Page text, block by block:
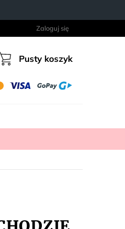
Zaloguj się
Koszyk
Pusty koszyk